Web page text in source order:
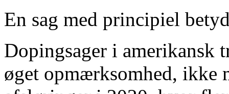
En sag med principiel
Dopingsager i amerikansk
øget opmærksomhed, ikke